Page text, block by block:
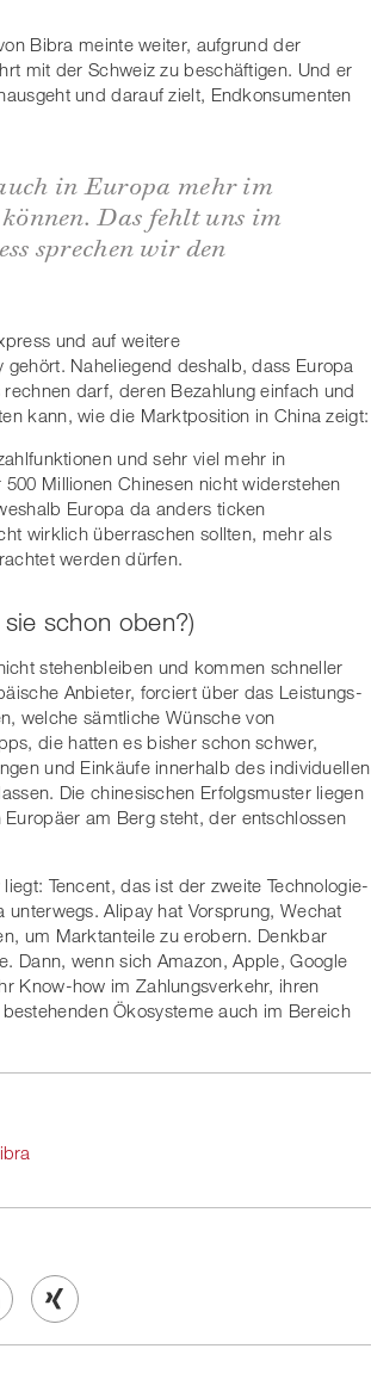
Bibra meinte weiter, aufgrund der
mit der Schweiz zu beschäftigen. Und er
und darauf zielt, Endkonsumenten
in Europa mehr im
Das fehlt uns im
sprechen wir den
und auf weitere
Naheliegend deshalb, dass Europa
darf, deren Bezahlung einfach und
kann, wie die Marktposition in China zeigt:
und sehr viel mehr in
Millionen Chinesen nicht widerstehen
Europa da anders ticken
wirklich überraschen sollten, mehr als
werden dürfen.
schon oben?)
stehenbleiben und kommen schneller
Anbieter, forciert über das Leistungs-
welche sämtliche Wünsche von
die hatten es bisher schon schwer,
und Einkäufe innerhalb des individuellen
Die chinesischen Erfolgsmuster liegen
am Berg steht, der entschlossen
Tencent, das ist der zweite Technologie-
Alipay hat Vorsprung, Wechat
um Marktanteile zu erobern. Denkbar
Dann, wenn sich Amazon, Apple, Google
Know-how im Zahlungsverkehr, ihren
Ökosysteme auch im Bereich
Share